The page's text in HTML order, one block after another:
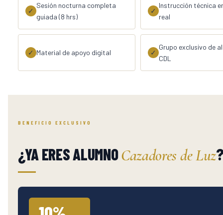
✓
Sesión nocturna completa
guiada (8 hrs)
✓
Instrucción técnica
real
✓ Material de apoyo digital ✓
Grupo exclusivo de
CDL
BENEFICIO EXCLUSIVO
¿YA ERES ALUMNOCazadores de Luz